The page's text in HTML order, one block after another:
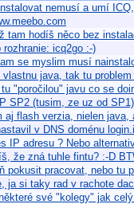
nemusí a umí
tam hodíš něco bez
icq2go :-)
se myslim musí
vlastnu java, tak tu
"poročilou" javu co se
SP2 (tusim, ze uz od
aj flash verzia, nielen java,
v DNS doménu
IP adresu ? Nebo
že zná tuhle fintu? :-D
pokusit pracovat, nebo tu
ja si taky rad v rachote
své "kolegy" jak